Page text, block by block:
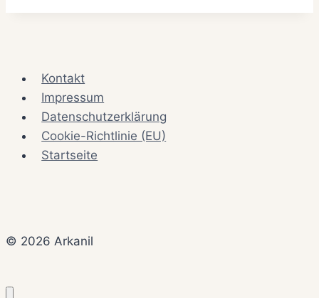
Kontakt
Impressum
Datenschutzerklärung
Cookie-Richtlinie (EU)
Startseite
© 2026 Arkanil